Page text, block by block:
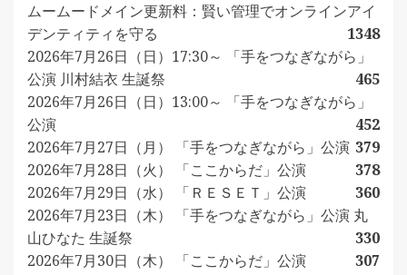
ムームードメイン更新料：賢い管理でオンラインアイ
デンティティを守る
1348
2026年7月26日（日）17:30～ 「手をつなぎながら」
公演 川村結衣 生誕祭
465
2026年7月26日（日）13:00～ 「手をつなぎながら」
公演
452
2026年7月27日（月） 「手をつなぎながら」公演 379
2026年7月28日（火） 「ここからだ」公演
378
2026年7月29日（水） 「ＲＥＳＥＴ」公演
360
2026年7月23日（木） 「手をつなぎながら」公演 丸
山ひなた 生誕祭
330
2026年7月30日（木） 「ここからだ」公演
307